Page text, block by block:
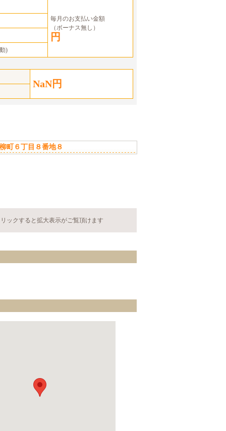
毎月のお支払い金額
（ボーナス無し）
円
)
NaN円
町６丁目８番地８
ックすると拡大表示がご覧頂けます